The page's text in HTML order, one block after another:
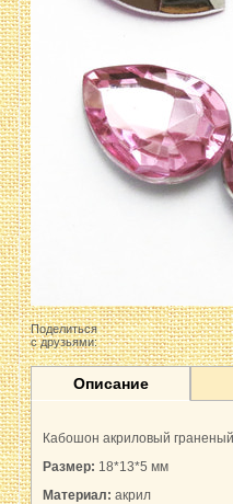
Поделиться
с друзьями:
Описание
Кабошон акриловый
Размер: 18*13*5 мм
Материал: акрил